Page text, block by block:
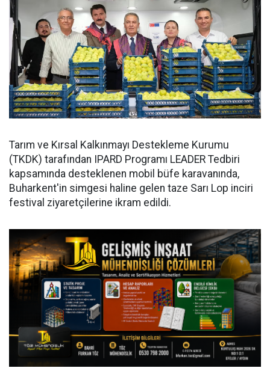
Tarım ve Kırsal Kalkınmayı Destekleme Kurumu
(TKDK) tarafından IPARD Programı LEADER Tedbiri
kapsamında desteklenen mobil büfe karavanında,
Buharkent'in simgesi haline gelen taze Sarı Lop inciri
festival ziyaretçilerine ikram edildi.